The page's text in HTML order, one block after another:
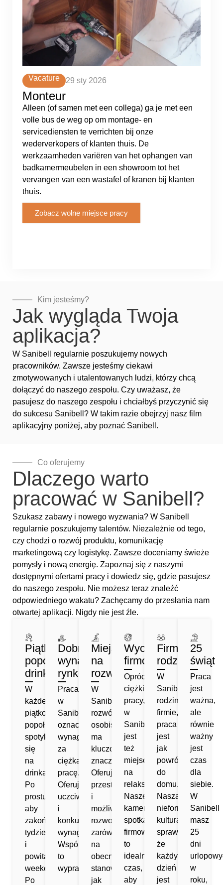
Vacature 29 sty 2026
Monteur
Alleen (of samen met een collega) ga je met een
volle bus de weg op om montage- en
servicediensten te verrichten bij onze
wederverkopers of klanten thuis. De
werkzaamheden variëren van het ophangen van
badkamermeubelen in een showroom tot het
vervangen van een wastafel of kranen bij klanten
thuis.
Zobacz wolne miejsce pracy
Kim jesteśmy?
Jak wygląda Twoja
aplikacja?
W Sanibell regularnie poszukujemy nowych
pracowników. Zawsze jesteśmy ciekawi
zmotywowanych i utalentowanych ludzi, którzy chcą
dołączyć do naszego zespołu. Czy uważasz, że
pasujesz do naszego zespołu i chciałbyś przyczynić się
do sukcesu Sanibell? W takim razie obejrzyj nasz film
aplikacyjny poniżej, aby poznać Sanibell.
Co oferujemy
Dlaczego warto
pracować w Sanibell?
Szukasz zabawy i nowego wyzwania? W Sanibell
regularnie poszukujemy talentów. Niezależnie od tego,
czy chodzi o rozwój produktu, komunikację
marketingową czy logistykę. Zawsze doceniamy świeże
pomysły i nową energię. Zapoznaj się z naszymi
dostępnymi ofertami pracy i dowiedz się, gdzie pasujesz
do naszego zespołu. Nie możesz teraz znaleźć
odpowiedniego wakatu? Zachęcamy do przesłania nam
otwartej aplikacji. Nigdy nie jest źle.
Piątkowe
popołudniowe
drinki
W
każde
piątkowe
popołudnie
spotykamy
się
na
drinka.
Po
prostu,
aby
zakończyć
tydzień
i
powitać
weekend.
Po
Dobre
wynagrodzenie
rynkowe
Praca
w
Sanibell
oznacza
wynagrodzenie
za
ciężką
pracę.
Oferujemy
uczciwe
i
konkurencyjne
wynagrodzenie.
Wspólnie
to
wypracujemy.
Miejsce
na
rozwój
W
Sanibell
rozwój
osobisty
ma
kluczowe
znaczenie.
Oferujemy
przestrzeń
i
możliwości
rozwoju,
zarówno
na
obecnym
stanowisku,
jak
Wycieczki
firmowe
Oprócz
ciężkiej
pracy,
w
Sanibell
jest
też
miejsce
na
relaks.
Nasze
kameralne
spotkania
firmowe
to
idealny
czas,
aby
Firma
rodzinna
W
Sanibell,
rodzinnej
firmie,
praca
jest
jak
powrót
do
domu.
Nasza
nieformalna
kultura
sprawia,
że
każdy
dzień
jest
25
świąt
Praca
jest
ważna,
ale
równie
ważny
jest
czas
dla
siebie.
W
Sanibell
masz
25
dni
w
roku,